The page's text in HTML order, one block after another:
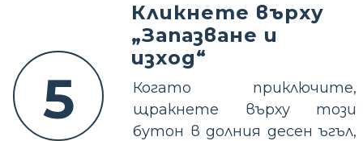
5
Кликнете върху
„Запазване и
изход“
Когато приключите,
щракнете върху този
бутон в долния десен ъгъл,